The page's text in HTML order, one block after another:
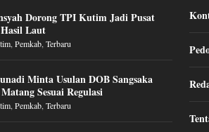
Dorong TPI Kutim Jadi Pusat
Laut
,Pemkab ,Terbaru
Minta Usulan DOB Sangsaka
Sesuai Regulasi
,Pemkab ,Terbaru